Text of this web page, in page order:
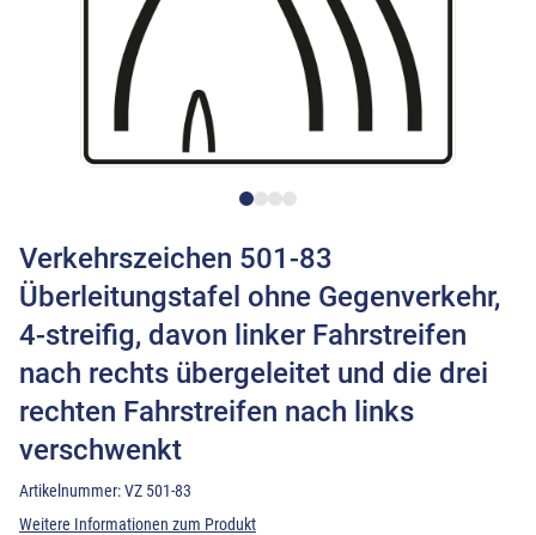
Verkehrszeichen 501-83
Überleitungstafel ohne Gegenverkehr,
4-streifig, davon linker Fahrstreifen
nach rechts übergeleitet und die drei
rechten Fahrstreifen nach links
verschwenkt
Artikelnummer:VZ 501-83
Weitere Informationen zum Produkt